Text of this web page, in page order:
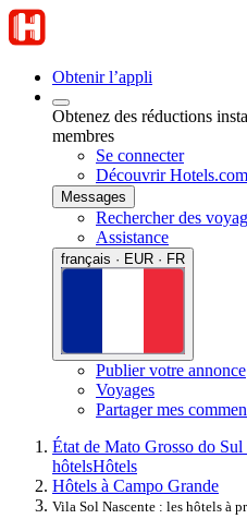
Obtenir l’appli
Obtenez des réductions
membres
Se connecter
Découvrir
Messages
Rechercher des
Assistance
français · EUR · FR
Publier votre annonce
Voyages
Partager mes
État de Mato Grosso do Sul
hôtelsHôtels
Hôtels à Campo Grande
Vila Sol Nascente : les hôtels à